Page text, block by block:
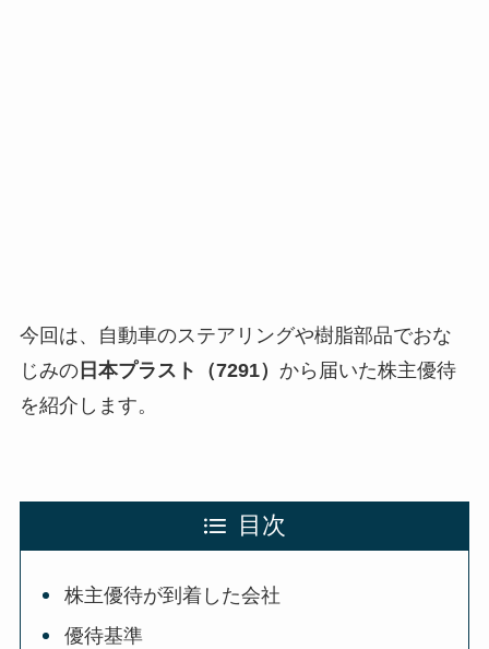
今回は、自動車のステアリングや樹脂部品でおな
じみの日本プラスト（7291） から届いた株主優待
を紹介します。
目次
株主優待が到着した会社
優待基準